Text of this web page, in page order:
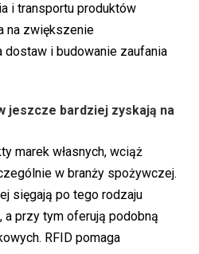
i transportu produktów
na zwiększenie
dostaw i budowanie zaufania
jeszcze bardziej zyskają na
marek własnych, wciąż
w branży spożywczej.
sięgają po tego rodzaju
przy tym oferują podobną
RFID pomaga